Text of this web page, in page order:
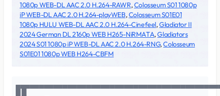
1080p WEB-DL AAC 2.0 H.264-RAWR,Colosseum S01 1080p
iP WEB-DL AAC 2.0 H.264-playWEB,Colosseum S01E01
1080p HULU WEB-DL AAC 2.0 H.264-Cinefeel,Gladiator II
2024 German DL 2160p WEB H265-NiRMATA,Gladiators
2024 S01 1080p iP WEB-DL AAC 2.0 H.264-RNG,Colosseum
S01E01 1080p WEB H264-CBFM